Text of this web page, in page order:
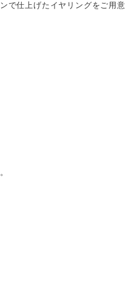
で仕上げたイヤリングをご用意